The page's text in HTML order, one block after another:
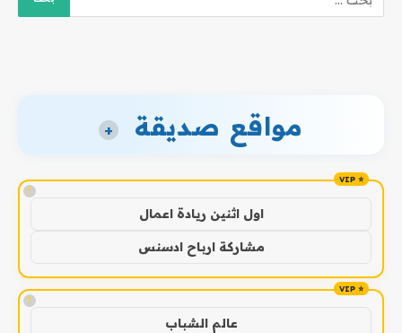
مواقع صديقة +
!
اول اثنين ريادة اعمال
مشاركة ارباح ادسنس
!
عالم الشباب